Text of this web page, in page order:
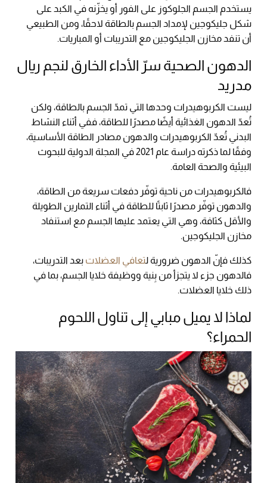
يستخدم الجسم الجلوكوز على الفور أو يخزّنه في الكبد على
شكل جليكوجين لإمداد الجسم بالطاقة لاحقًا، ومن الطبيعي
أن تنفد مخازن الجليكوجين مع التدريبات أو المباريات.
الدهون الصحية سرّ الأداء الخارق لنجم ريال
مدريد
ليست الكربوهيدرات وحدها التي تمدّ الجسم بالطاقة، ولكن
تُعدّ الدهون الغذائية أيضًا مصدرًا للطاقة، ففي أثناء النشاط
البدني تُعدّ الكربوهيدرات والدهون مصادر الطاقة الأساسية،
وفقًا لما ذكرته دراسة عام 2021 في المجلة الدولية للبحوث
البيئية والصحة العامة.
فالكربوهيدرات من ناحية توفّر دفعات سريعة من الطاقة،
والدهون توفّر مصدرًا ثابتًا للطاقة في أثناء التمارين الطويلة
والأقل كثافة، وهي التي يعتمد عليها الجسم مع استنفاد
مخازن الجليكوجين.
كذلك فإنّ الدهون ضرورية لتعافي العضلات بعد التدريبات،
فالدهون جزء لا يتجزأ من بِنية ووظيفة خلايا الجسم، بما في
ذلك خلايا العضلات.
لماذا لا يميل مبابي إلى تناول اللحوم
الحمراء؟